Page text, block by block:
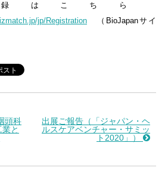
はこちら
jp/Registration （BioJapanサイ
頭科
と
出展ご報告（「ジャパン・ヘ
ルスケアベンチャー・サミッ
ト2020」）